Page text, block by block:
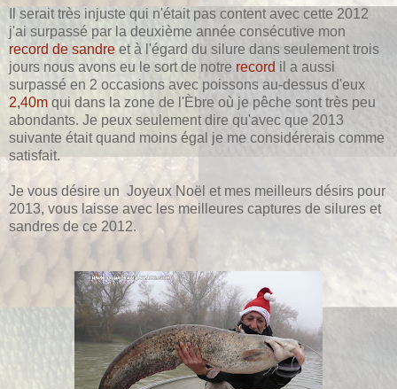
Il serait très injuste qui n'était pas content avec cette 2012
j'ai surpassé par la deuxième année consécutive mon
record de sandre et à l'égard du silure dans seulement trois
jours nous avons eu le sort de notre record il a aussi
surpassé en 2 occasions avec poissons au-dessus d'eux
2,40m qui dans la zone de l'Èbre où je pêche sont très peu
abondants. Je peux seulement dire qu'avec que 2013
suivante était quand moins égal je me considérerais comme
satisfait.
Je vous désire un Joyeux Noël et mes meilleurs désirs pour
2013, vous laisse avec les meilleures captures de silures et
sandres de ce 2012.